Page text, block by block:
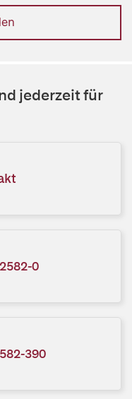
jederzeit für
0
390